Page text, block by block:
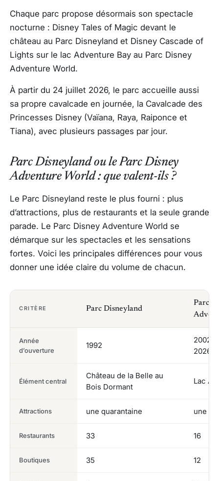
Chaque parc propose désormais son spectacle
nocturne : Disney Tales of Magic devant le
château au Parc Disneyland et Disney Cascade of
Lights sur le lac Adventure Bay au Parc Disney
Adventure World.
À partir du 24 juillet 2026, le parc accueille aussi
sa propre cavalcade en journée, la Cavalcade des
Princesses Disney (Vaïana, Raya, Raiponce et
Tiana), avec plusieurs passages par jour.
Parc Disneyland ou le Parc Disney
Adventure World : que valent-ils ?
Le Parc Disneyland reste le plus fourni : plus
d’attractions, plus de restaurants et la seule grande
parade. Le Parc Disney Adventure World se
démarque sur les spectacles et les sensations
fortes. Voici les principales différences pour vous
donner une idée claire du volume de chacun.
CRITÈRE Parc Disneyland
Parc
Année
d’ouverture
1992
2002
2026)
Élément central
Château de la Belle au
Bois Dormant
Lac
Attractions une quarantaine une
Restaurants 33 16
Boutiques 35 12